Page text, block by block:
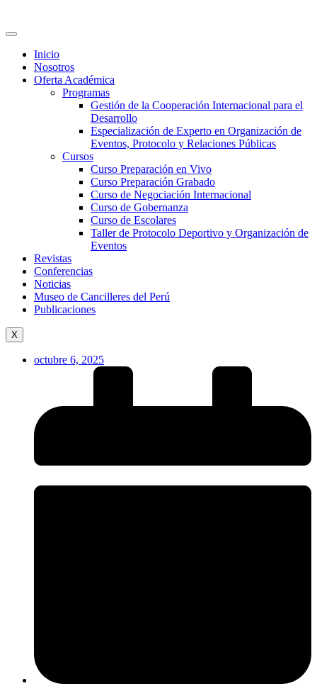
Inicio
Nosotros
Oferta Académica
Programas
Gestión de la Cooperación Internacional para el
Desarrollo
Especialización de Experto en Organización de
Eventos, Protocolo y Relaciones Públicas
Cursos
Curso Preparación en Vivo
Curso Preparación Grabado
Curso de Negociación Internacional
Curso de Gobernanza
Curso de Escolares
Taller de Protocolo Deportivo y Organización de
Eventos
Revistas
Conferencias
Noticias
Museo de Cancilleres del Perú
Publicaciones
X
octubre 6, 2025